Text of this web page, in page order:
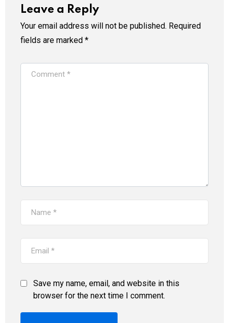
Leave a Reply
Your email address will not be published. Required
fields are marked *
Save my name, email, and website in this
browser for the next time I comment.